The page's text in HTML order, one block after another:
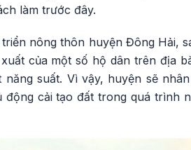
làm trước đây.
nông thôn huyện Đông Hải,
của một số hộ dân trên địa
suất. Vì vậy, huyện sẽ
cải tạo đất trong quá trình